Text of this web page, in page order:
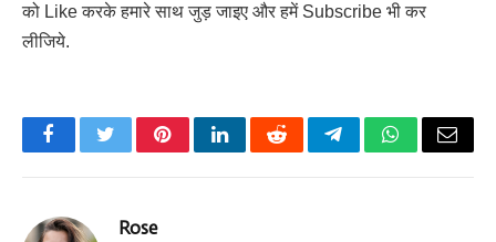
को Like करके हमारे साथ जुड़ जाइए और हमें Subscribe भी कर
लीजिये.
FacebookTwitterPinterestLinkedInRedditTelegramWhatsApp
Email
Rose